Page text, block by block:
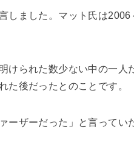
しました。マット氏は
けられた数少ない中の一人
た後だったとのことです。
ーザーだった」と言ってい